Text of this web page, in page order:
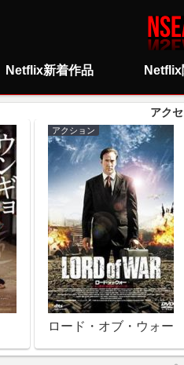
Netflix新着作品 Netflix
アクション
ロード・オブ・ウォー